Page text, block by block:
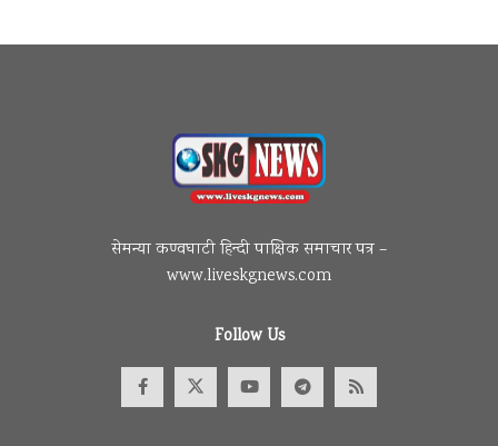
सेमन्या कण्वघाटी हिन्दी पाक्षिक समाचार पत्र –
www.liveskgnews.com
Follow Us